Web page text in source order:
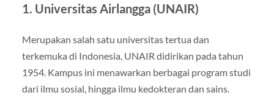
1. Universitas Airlangga (UNAIR)
Merupakan salah satu universitas tertua dan
terkemuka di Indonesia, UNAIR didirikan pada tahun
1954. Kampus ini menawarkan berbagai program studi
dari ilmu sosial, hingga ilmu kedokteran dan sains.